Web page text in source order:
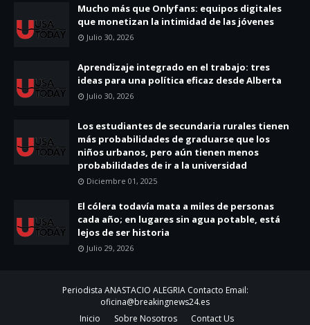
Mucho más que Onlyfans: equipos digitales
que monetizan la intimidad de las jóvenes
Julio 30, 2026
Aprendizaje integrado en el trabajo: tres
ideas para una política eficaz desde Alberta
Julio 30, 2026
Los estudiantes de secundaria rurales tienen
más probabilidades de graduarse que los
niños urbanos, pero aún tienen menos
probabilidades de ir a la universidad
Diciembre 01, 2025
El cólera todavía mata a miles de personas
cada año; en lugares sin agua potable, está
lejos de ser historia
Julio 29, 2026
Periodista ANASTACIO ALEGRIA Contacto Email:
oficina@breakingnews24.es
Inicio
Sobre Nosotros Contact Us